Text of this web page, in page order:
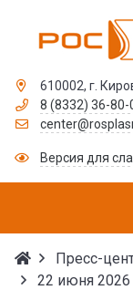
610002, г.
8 (8332) 36-80-
Версия для
Пресс-
22 июня 2026